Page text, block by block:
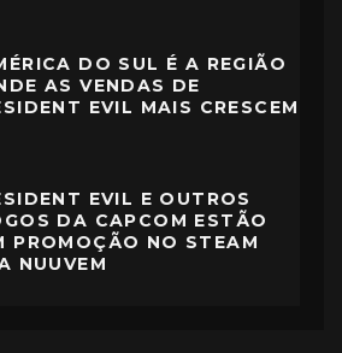
DO SUL É A REGIÃO
AS VENDAS DE
EVIL MAIS CRESCEM
EVIL E OUTROS
DA CAPCOM ESTÃO
PROMOÇÃO NO STEAM
NUUVEM